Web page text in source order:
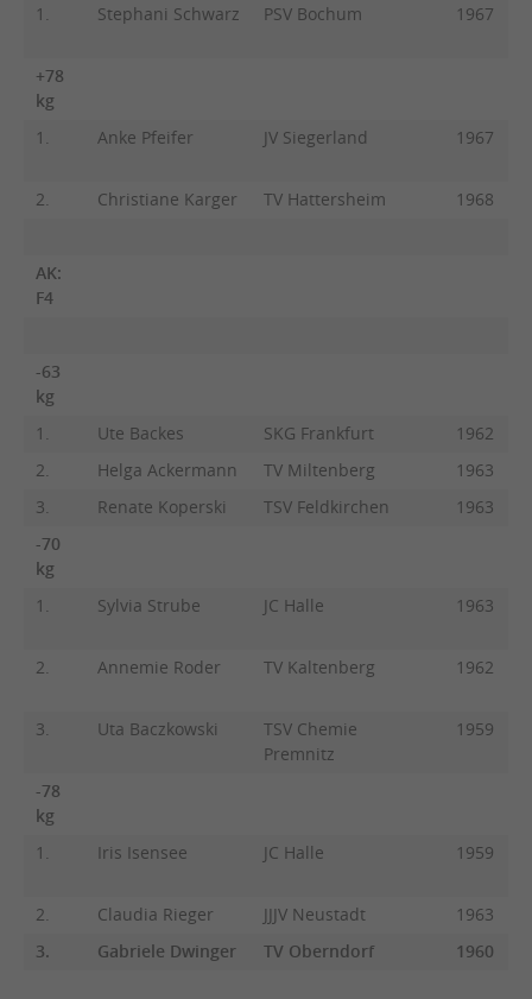
1.
Stephani Schwarz PSV Bochum 1967
+78
kg
1.
Anke Pfeifer JV Siegerland 1967
2. Christiane Karger TV Hattersheim 1968
AK:
F4
-63
kg
1.
Ute Backes SKG Frankfurt
1962
2.
Helga Ackermann TV Miltenberg
1963
3.
Renate Koperski TSV Feldkirchen
1963
-70
kg
1.
Sylvia Strube JC Halle 1963
2. Annemie Roder TV Kaltenberg 1962
3. Uta Baczkowski
TSV Chemie
Premnitz
1959
-78
kg
1.
Iris Isensee JC Halle 1959
2. Claudia Rieger JJJV Neustadt
1963
3.
Gabriele Dwinger TV Oberndorf 1960